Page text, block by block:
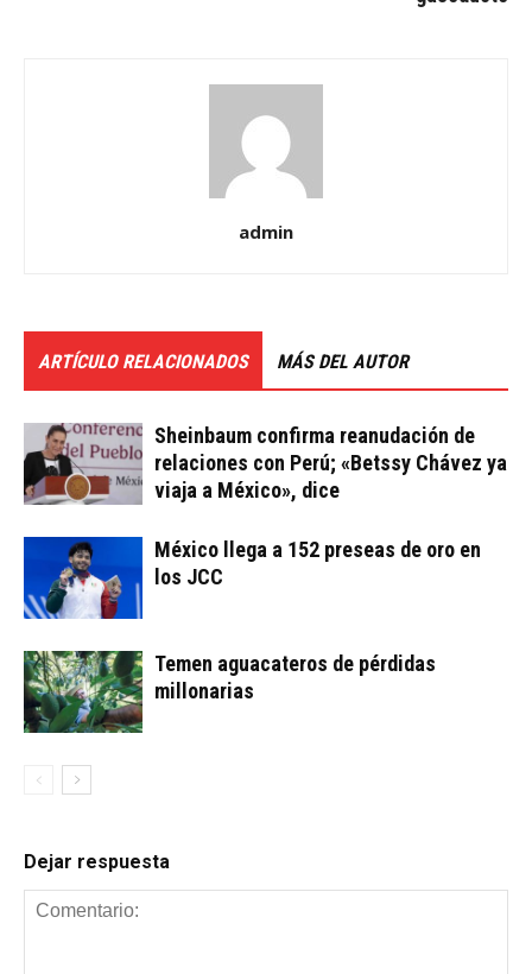
admin
ARTÍCULO RELACIONADOS MÁS DEL AUTOR
Sheinbaum confirma reanudación de
relaciones con Perú; «Betssy Chávez ya
viaja a México», dice
México llega a 152 preseas de oro en
los JCC
Temen aguacateros de pérdidas
millonarias
Dejar respuesta